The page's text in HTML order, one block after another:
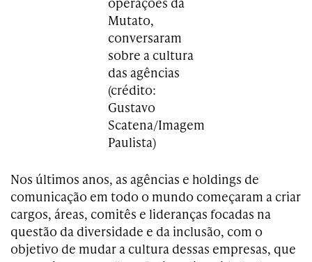
Mutato,
conversaram
sobre a cultura
das agências
(crédito:
Gustavo
Scatena/Imagem
Paulista)
Nos últimos anos, as agências e holdings de
comunicação em todo o mundo começaram a criar
cargos, áreas, comitês e lideranças focadas na
questão da diversidade e da inclusão, com o
objetivo de mudar a cultura dessas empresas, que